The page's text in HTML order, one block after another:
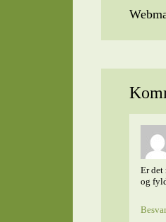
Er det
og
Besvar